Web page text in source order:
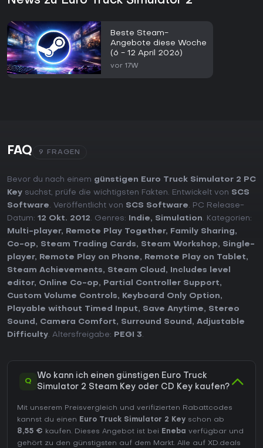
Beste Steam-
Angebote diese Woche
(6 - 12 April 2026)
vor 17W
FAQ 9 FRAGEN
Bevor du nach einem günstigen Euro Truck Simulator 2 PC
Key suchst, prüfe die wichtigsten Fakten. Entwickelt von SCS
Software. Veröffentlicht von SCS Software. PC Release-
Datum: 12 Okt. 2012. Genres: Indie, Simulation. Kategorien:
Multi-player, Remote Play Together, Family Sharing,
Co-op, Steam Trading Cards, Steam Workshop, Single-
player, Remote Play on Phone, Remote Play on Tablet,
Steam Achievements, Steam Cloud ,
Includes level
editor, Online Co-op, Partial Controller Support,
Custom Volume Controls, Keyboard Only Option,
Playable without Timed Input, Save Anytime, Stereo
Sound , Camera Comfort, Surround Sound , Adjustable
Difficulty. Altersfreigabe: PEGI 3.
Q
Wo kann ich einen günstigen Euro Truck
Simulator 2 Steam Key oder CD Key kaufen?
Mit unserem Preisvergleich und verifizierten Rabattcodes
kannst du einen Euro Truck Simulator 2 Key schon ab
8,55 € kaufen. Dieses Angebot ist bei Eneba verfügbar und
gehört zu den günstigsten auf dem Markt. Alle auf XD.deals